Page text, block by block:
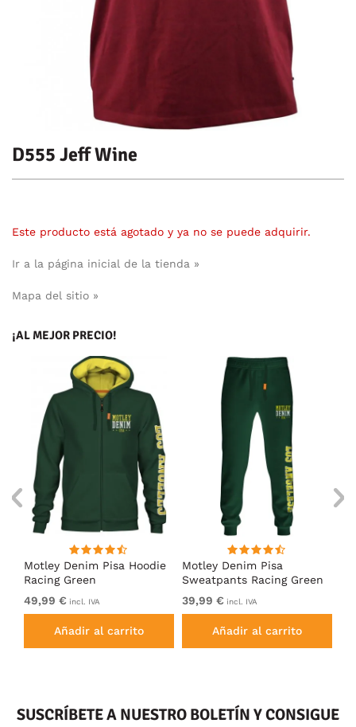
D555 Jeff Wine
Este producto está agotado y ya no se puede adquirir.
Ir a la página inicial de la tienda »
Mapa del sitio »
¡AL MEJOR PRECIO!
Motley Denim Pisa Hoodie
Racing Green
49,99 € incl. IVA
Añadir al carrito
Motley Denim Pisa
Sweatpants Racing Green
39,99 € incl. IVA
Añadir al carrito
SUSCRÍBETE A NUESTRO BOLETÍN Y CONSIGUE